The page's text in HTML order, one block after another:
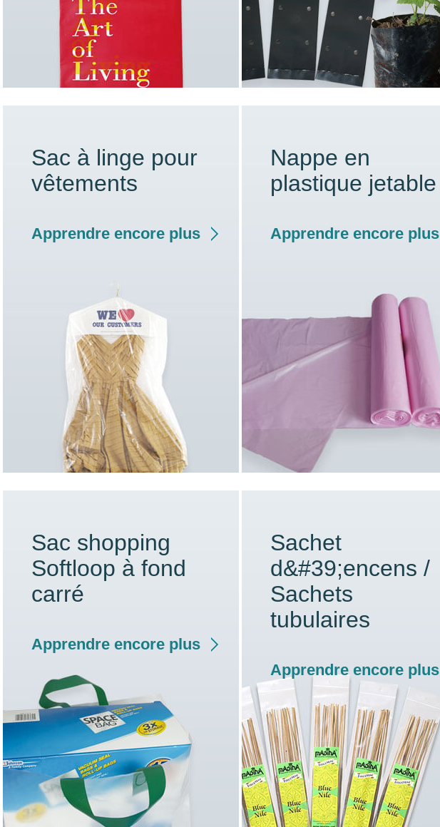
Sac à linge pour
vêtements
Apprendre encore plus
Nappe en
plastique jetable
Apprendre encore plus
Sac shopping
Softloop à fond
carré
Apprendre encore plus
Sachet
d&#39;encens /
Sachets
tubulaires
Apprendre encore plus